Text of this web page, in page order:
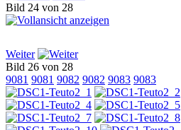
Bild 24 von 28
Weiter
Bild 26 von 28
9081 9081 9082 9082 9083 9083